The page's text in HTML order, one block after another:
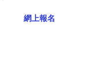
網上報名